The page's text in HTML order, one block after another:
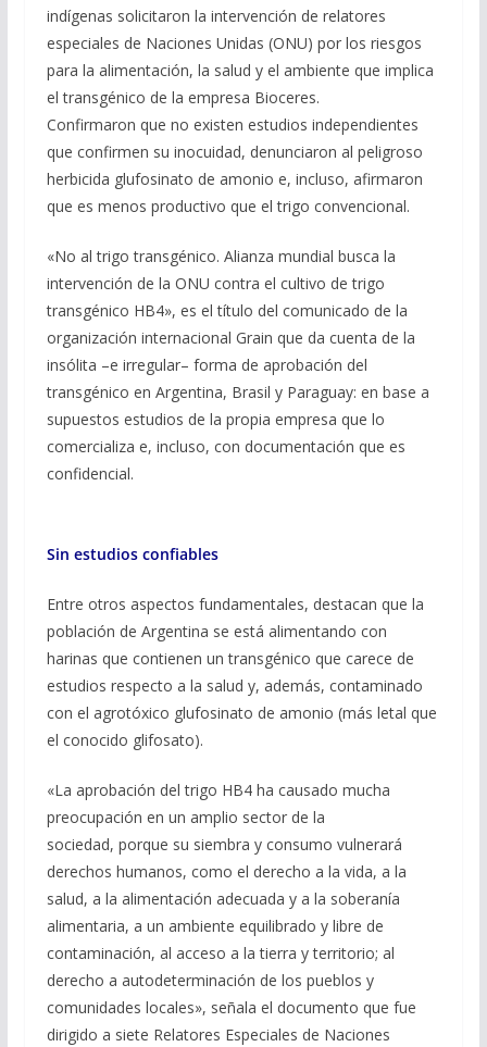
indígenas solicitaron la intervención de relatores
especiales de Naciones Unidas (ONU) por los riesgos
para la alimentación, la salud y el ambiente que implica
el transgénico de la empresa Bioceres.
Confirmaron que no existen estudios independientes
que confirmen su inocuidad, denunciaron al peligroso
herbicida glufosinato de amonio e, incluso, afirmaron
que es menos productivo que el trigo convencional.
«No al trigo transgénico. Alianza mundial busca la
intervención de la ONU contra el cultivo de trigo
transgénico HB4», es el título del comunicado de la
organización internacional Grain que da cuenta de la
insólita –e irregular– forma de aprobación del
transgénico en Argentina, Brasil y Paraguay: en base a
supuestos estudios de la propia empresa que lo
comercializa e, incluso, con documentación que es
confidencial.
Sin estudios confiables
Entre otros aspectos fundamentales, destacan que la
población de Argentina se está alimentando con
harinas que contienen un transgénico que carece de
estudios respecto a la salud y, además, contaminado
con el agrotóxico glufosinato de amonio (más letal que
el conocido glifosato).
«La aprobación del trigo HB4 ha causado mucha
preocupación en un amplio sector de la
sociedad, porque su siembra y consumo vulnerará
derechos humanos, como el derecho a la vida, a la
salud, a la alimentación adecuada y a la soberanía
alimentaria, a un ambiente equilibrado y libre de
contaminación, al acceso a la tierra y territorio; al
derecho a autodeterminación de los pueblos y
comunidades locales», señala el documento que fue
dirigido a siete Relatores Especiales de Naciones